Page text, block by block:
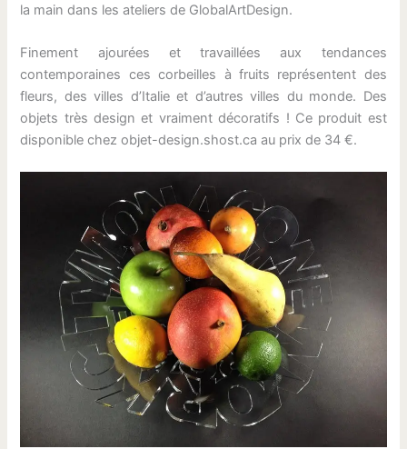
la main dans les ateliers de GlobalArtDesign.
Finement ajourées et travaillées aux tendances
contemporaines ces corbeilles à fruits représentent des
fleurs, des villes d’Italie et d’autres villes du monde. Des
objets très design et vraiment décoratifs ! Ce produit est
disponible chez objet-design.shost.ca au prix de 34 €.